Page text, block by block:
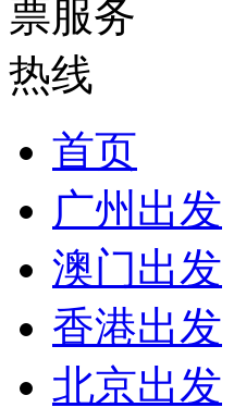
首页
广州出发
澳门出发
香港出发
北京出发